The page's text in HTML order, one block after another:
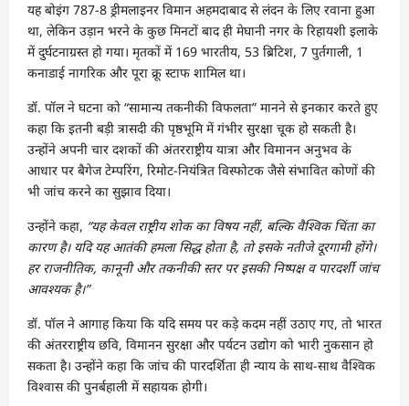
यह बोइंग 787-8 ड्रीमलाइनर विमान अहमदाबाद से लंदन के लिए रवाना हुआ
था, लेकिन उड़ान भरने के कुछ मिनटों बाद ही मेघानी नगर के रिहायशी इलाके
में दुर्घटनाग्रस्त हो गया। मृतकों में 169 भारतीय, 53 ब्रिटिश, 7 पुर्तगाली, 1
कनाडाई नागरिक और पूरा क्रू स्टाफ शामिल था।
डॉ. पॉल ने घटना को “सामान्य तकनीकी विफलता” मानने से इनकार करते हुए
कहा कि इतनी बड़ी त्रासदी की पृष्ठभूमि में गंभीर सुरक्षा चूक हो सकती है।
उन्होंने अपनी चार दशकों की अंतरराष्ट्रीय यात्रा और विमानन अनुभव के
आधार पर बैगेज टेम्परिंग, रिमोट-नियंत्रित विस्फोटक जैसे संभावित कोणों की
भी जांच करने का सुझाव दिया।
उन्होंने कहा, “यह केवल राष्ट्रीय शोक का विषय नहीं, बल्कि वैश्विक चिंता का
कारण है। यदि यह आतंकी हमला सिद्ध होता है, तो इसके नतीजे दूरगामी होंगे।
हर राजनीतिक, कानूनी और तकनीकी स्तर पर इसकी निष्पक्ष व पारदर्शी जांच
आवश्यक है।”
डॉ. पॉल ने आगाह किया कि यदि समय पर कड़े कदम नहीं उठाए गए, तो भारत
की अंतरराष्ट्रीय छवि, विमानन सुरक्षा और पर्यटन उद्योग को भारी नुकसान हो
सकता है। उन्होंने कहा कि जांच की पारदर्शिता ही न्याय के साथ-साथ वैश्विक
विश्वास की पुनर्बहाली में सहायक होगी।